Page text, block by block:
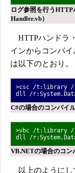
ログ参照を行う
Handler.vb）
HTTPハンドラ
インからコンパ
は以下のとおり。
>csc /t:library /
dll /
C#の場合のコンパイ
>vbc /t:library /
dll /
VB.NETの場合のコン
以上のようにし